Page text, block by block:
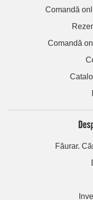
Comandă
Comandă
Făurar.